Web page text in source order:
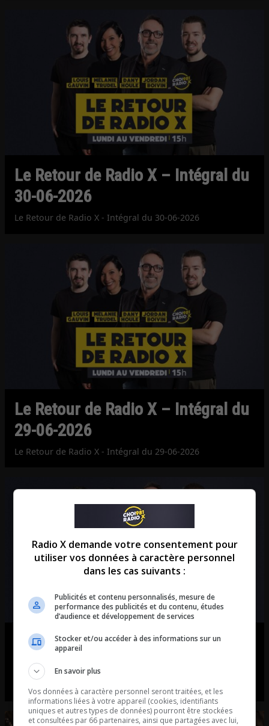
Le Retour de Radio X – Intégral du
30-06-2026
Le Retour de Radio X - Intégral du 30-06-2026
Le Retour de Radio X – Intégral du
29-06-2026
Le Retour de Radio X - Intégral du 29-06-2026
Le Retour de Radio X – Intégral du
26-06-2026
Radio X demande votre consentement pour
utiliser vos données à caractère personnel
dans les cas suivants :
Publicités et contenu personnalisés, mesure de
performance des publicités et du contenu, études
d’audience et développement de services
Stocker et/ou accéder à des informations sur un
appareil
En savoir plus
Vos données à caractère personnel seront traitées, et les
informations liées à votre appareil (cookies, identifiants
uniques et autres types de données) pourront être stockées
et consultées par 66 partenaires, ainsi que partagées avec lui,